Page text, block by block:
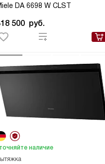
DA 6698 W CLST
500 руб.
наличие